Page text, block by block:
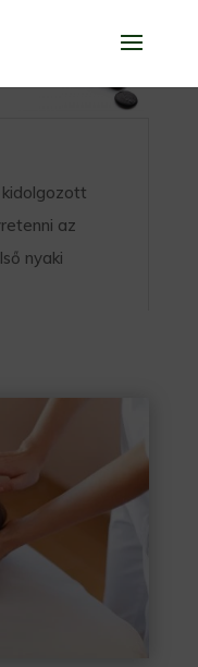
kidolgozott
az
nyaki